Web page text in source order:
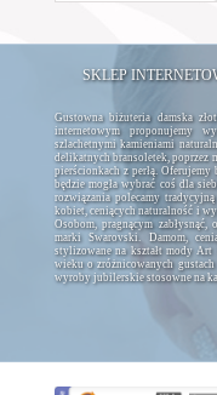
SKLEP
Gustowna biżuteria damska
internetowym proponujemy
szlachetnymi kamieniami
delikatnych bransoletek, poprzez
pierścionkach z perłą.
będzie mogła wybrać coś dla
rozwiązania polecamy
kobiet, ceniących naturalność i
Osobom, pragnącym zabłysnąć,
marki Swarovski. Damom,
stylizowane na kształt mody
wieku o zróżnicowanych
wyroby jubilerskie stosowne na